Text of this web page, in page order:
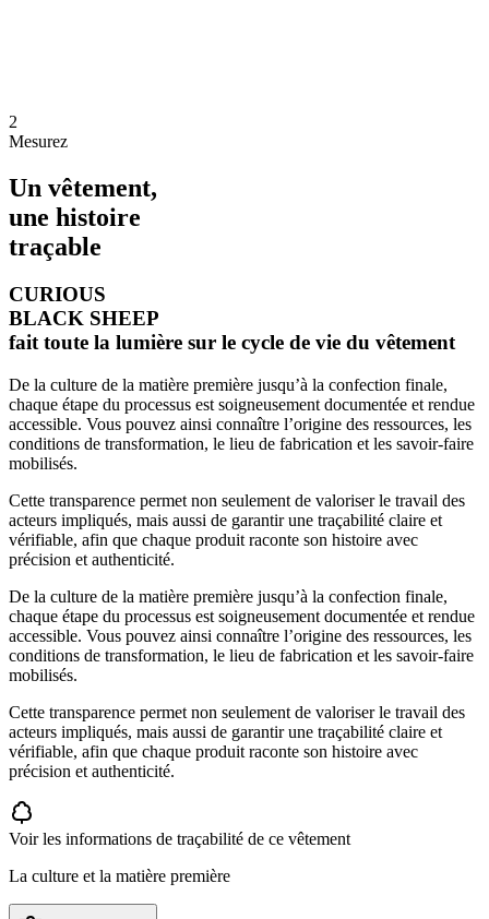
2
Mesurez
Un vêtement,
une histoire
traçable
CURIOUS
BLACK SHEEP
fait toute la lumière sur le cycle de vie du vêtement
De la culture de la matière première jusqu’à la confection finale,
chaque étape du processus est soigneusement documentée et rendue
accessible. Vous pouvez ainsi connaître l’origine des ressources, les
conditions de transformation, le lieu de fabrication et les savoir-faire
mobilisés.
Cette transparence permet non seulement de valoriser le travail des
acteurs impliqués, mais aussi de garantir une traçabilité claire et
vérifiable, afin que chaque produit raconte son histoire avec
précision et authenticité.
De la culture de la matière première jusqu’à la confection finale,
chaque étape du processus est soigneusement documentée et rendue
accessible. Vous pouvez ainsi connaître l’origine des ressources, les
conditions de transformation, le lieu de fabrication et les savoir-faire
mobilisés.
Cette transparence permet non seulement de valoriser le travail des
acteurs impliqués, mais aussi de garantir une traçabilité claire et
vérifiable, afin que chaque produit raconte son histoire avec
précision et authenticité.
Voir les informations de traçabilité de ce vêtement
La culture et la matière première